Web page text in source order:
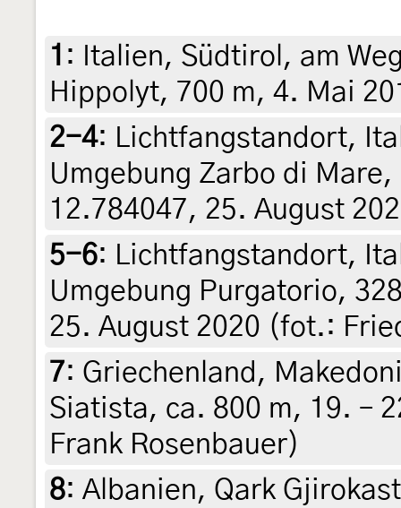
1 :
Italien, Südtirol, am
Hippolyt, 700 m, 4. Mai
2-4: Lichtfangstandort,
Umgebung Zarbo di
12.784047, 25. August
5-6: Lichtfangstandort,
Umgebung Purgatorio,
25. August 2020 (fot.:
7: Griechenland,
Siatista, ca. 800 m, 19. –
Frank Rosenbauer)
8: Albanien, Qark